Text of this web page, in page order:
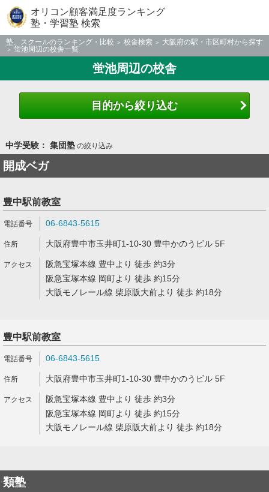
オリコン顧客満足度ランキング
塾・学習塾 検索
塾、スクールのランキング・比較 校舎検索
大阪府の駅・市区町村から探す
蛍池周辺の校舎一覧
蛍池周辺の校舎
目的から絞り込む
中学受験： 集団塾の絞り込み
開成ベガ
豊中駅前教室
06-6843-5615
大阪府豊中市玉井町1-10-30 豊中かのうビル 5F
阪急宝塚本線 豊中より 徒歩 約3分
阪急宝塚本線 岡町より 徒歩 約15分
大阪モノレール線 柴原阪大前より 徒歩 約18分
豊中駅前教室
06-6843-5615
大阪府豊中市玉井町1-10-30 豊中かのうビル 5F
阪急宝塚本線 豊中より 徒歩 約3分
阪急宝塚本線 岡町より 徒歩 約15分
大阪モノレール線 柴原阪大前より 徒歩 約18分
類塾